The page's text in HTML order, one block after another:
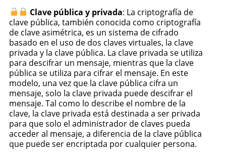
Clave pública y privada: La criptografía de
clave pública, también conocida como criptografía
de clave asimétrica, es un sistema de cifrado
basado en el uso de dos claves virtuales, la clave
privada y la clave pública. La clave privada se utiliza
para descifrar un mensaje, mientras que la clave
pública se utiliza para cifrar el mensaje. En este
modelo, una vez que la clave pública cifra un
mensaje, solo la clave privada puede descifrar el
mensaje. Tal como lo describe el nombre de la
clave, la clave privada está destinada a ser privada
para que solo el administrador de claves pueda
acceder al mensaje, a diferencia de la clave pública
que puede ser encriptada por cualquier persona.